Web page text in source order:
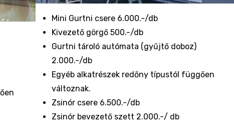
Mini Gurtni csere 6.000.-/db
Kivezető görgő 500.-/db
Gurtni tároló autómata (gyűjtő doboz)
2.000.-/db
Egyéb alkatrészek redőny típustól függően
változnak.
Zsinór csere 6.500.-/db
Zsinór bevezető szett 2.000.-/ db